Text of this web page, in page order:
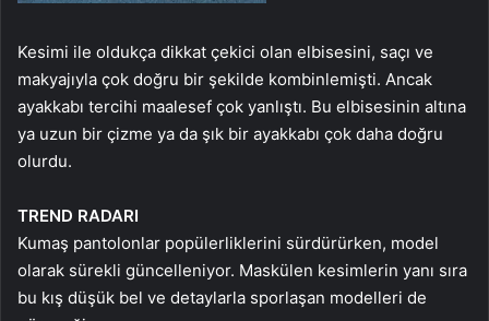
Kesimi ile oldukça dikkat çekici olan elbisesini, saçı ve
makyajıyla çok doğru bir şekilde kombinlemişti. Ancak
ayakkabı tercihi maalesef çok yanlıştı. Bu elbisesinin altına
ya uzun bir çizme ya da şık bir ayakkabı çok daha doğru
olurdu.
TREND RADARI
Kumaş pantolonlar popülerliklerini sürdürürken, model
olarak sürekli güncelleniyor. Maskülen kesimlerin yanı sıra
bu kış düşük bel ve detaylarla sporlaşan modelleri de